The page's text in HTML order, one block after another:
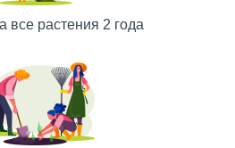
все растения 2 года